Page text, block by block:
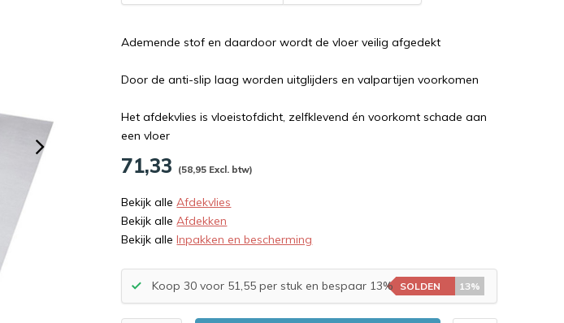
Ademende stof en daardoor wordt de vloer veilig afgedekt
Door de anti-slip laag worden uitglijders en valpartijen voorkomen
Het afdekvlies is vloeistofdicht, zelfklevend én voorkomt schade aan
een vloer
71,33 (58,95 Excl. btw)
Bekijk alleAfdekvlies
Bekijk alleAfdekken
Bekijk alleInpakken en bescherming
Koop 30 voor 51,55 per stuk en bespaar 13% SOLDEN 13%